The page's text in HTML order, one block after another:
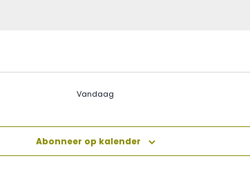
Vandaag
Abonneer op kalender